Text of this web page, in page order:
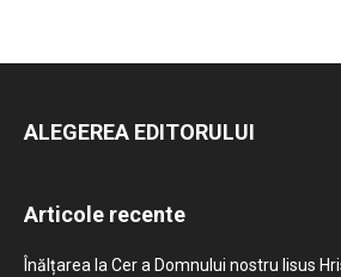
ALEGEREA EDITORULUI
Articole recente
Înălțarea la Cer a Domnului nostru Iisus